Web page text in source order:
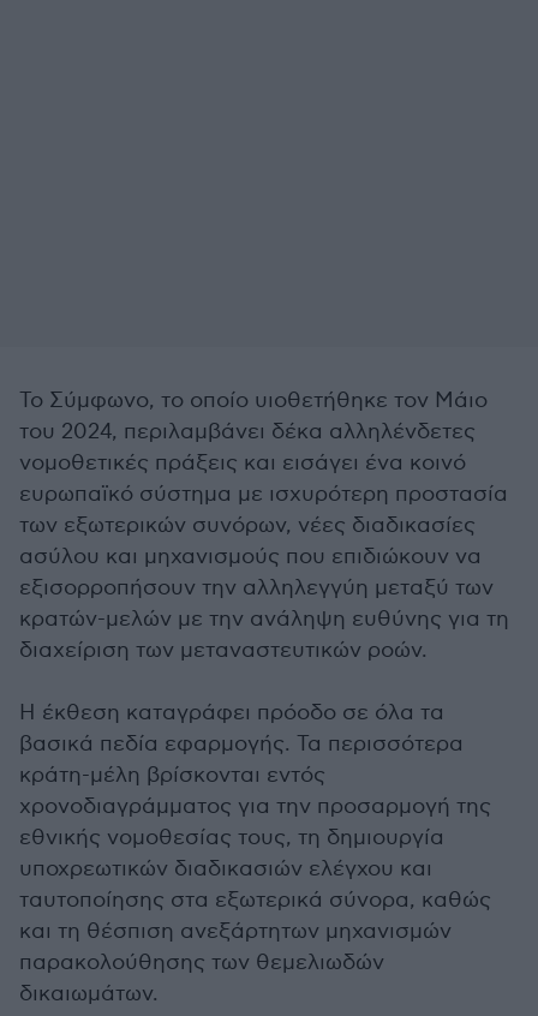
Το Σύμφωνο, το οποίο υιοθετήθηκε τον Μάιο
του 2024, περιλαμβάνει δέκα αλληλένδετες
νομοθετικές πράξεις και εισάγει ένα κοινό
ευρωπαϊκό σύστημα με ισχυρότερη προστασία
των εξωτερικών συνόρων, νέες διαδικασίες
ασύλου και μηχανισμούς που επιδιώκουν να
εξισορροπήσουν την αλληλεγγύη μεταξύ των
κρατών-μελών με την ανάληψη ευθύνης για τη
διαχείριση των μεταναστευτικών ροών.
Η έκθεση καταγράφει πρόοδο σε όλα τα
βασικά πεδία εφαρμογής. Τα περισσότερα
κράτη-μέλη βρίσκονται εντός
χρονοδιαγράμματος για την προσαρμογή της
εθνικής νομοθεσίας τους, τη δημιουργία
υποχρεωτικών διαδικασιών ελέγχου και
ταυτοποίησης στα εξωτερικά σύνορα, καθώς
και τη θέσπιση ανεξάρτητων μηχανισμών
παρακολούθησης των θεμελιωδών
δικαιωμάτων.